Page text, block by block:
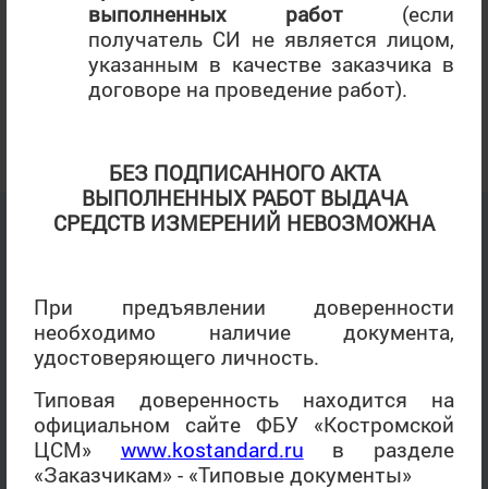
выполненных работ (если
получатель СИ не является лицом,
указанным в качестве заказчика в
договоре на проведение работ).
БЕЗ ПОДПИСАННОГО АКТА
ВЫПОЛНЕННЫХ РАБОТ ВЫДАЧА
СРЕДСТВ ИЗМЕРЕНИЙ НЕВОЗМОЖНА
При предъявлении доверенности
необходимо наличие документа,
удостоверяющего личность.
Типовая доверенность находится на
официальном сайте ФБУ «Костромской
ЦСМ» www.kostandard.ru в разделе
«Заказчикам» - «Типовые документы»
вернуть на доработку документы если
информация является не полной и не
соответствует имеющейся области
аккредитации Центра.